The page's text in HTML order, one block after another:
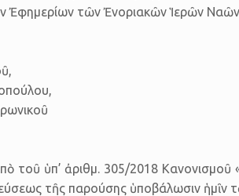
Ἐφημερίων τῶν Ἐνοριακῶν Ἱερῶν
τοῦ ὑπ’ ἀριθμ. 305/2018
τῆς πα­ρού­σης ὑπο­βά­λω­σιν ἡμῖν